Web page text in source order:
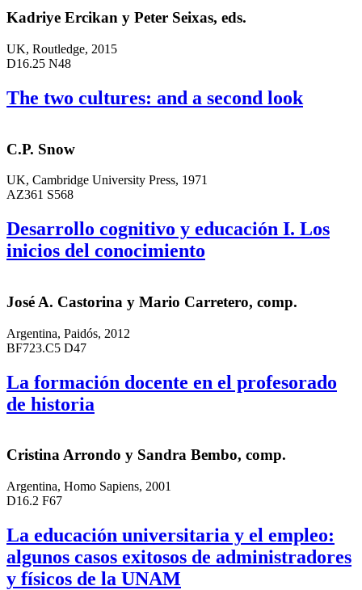
Kadriye Ercikan y Peter Seixas, eds.
UK, Routledge, 2015
D16.25 N48
The two cultures: and a second look
C.P. Snow
UK, Cambridge University Press, 1971
AZ361 S568
Desarrollo cognitivo y educación I. Los
inicios del conocimiento
José A. Castorina y Mario Carretero, comp.
Argentina, Paidós, 2012
BF723.C5 D47
La formación docente en el profesorado
de historia
Cristina Arrondo y Sandra Bembo, comp.
Argentina, Homo Sapiens, 2001
D16.2 F67
La educación universitaria y el empleo:
algunos casos exitosos de administradores
y físicos de la UNAM